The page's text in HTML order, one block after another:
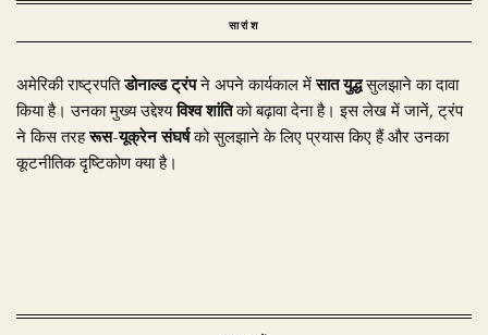
सारांश
अमेरिकी राष्ट्रपतिडोनाल्ड ट्रंपने अपने कार्यकाल मेंसात युद्धसुलझाने का दावा
किया है। उनका मुख्य उद्देश्यविश्व शांतिको बढ़ावा देना है। इस लेख में जानें, ट्रंप
ने किस तरहरूस-यूक्रेन संघर्षको सुलझाने के लिए प्रयास किए हैं और उनका
कूटनीतिक दृष्टिकोण क्या है।